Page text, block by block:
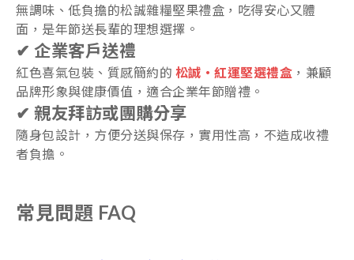
無調味、低負擔的松誠雜糧堅果禮盒，吃得安心又體
面，是年節送長輩的理想選擇。
✔ 企業客戶送禮
紅色喜氣包裝、質感簡約的 松誠・紅運堅選禮盒 ，兼顧
品牌形象與健康價值，適合企業年節贈禮。
✔ 親友拜訪或團購分享
隨身包設計，方便分送與保存，實用性高，不造成收禮
者負擔。
常見問題 FAQ